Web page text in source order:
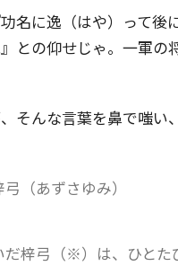
名に逸（はや）って後
との仰せじゃ。一軍の
そんな言葉を鼻で嗤い
（あずさゆみ）
だ梓弓（※）は、ひと